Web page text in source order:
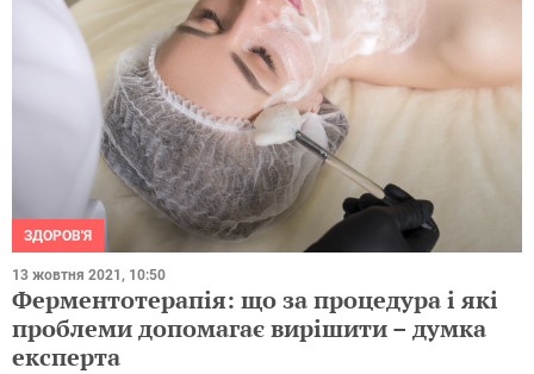
ЗДОРОВ'Я
13 жовтня 2021, 10:50
Ферментотерапія: що за процедура і які
проблеми допомагає вирішити – думка
експерта